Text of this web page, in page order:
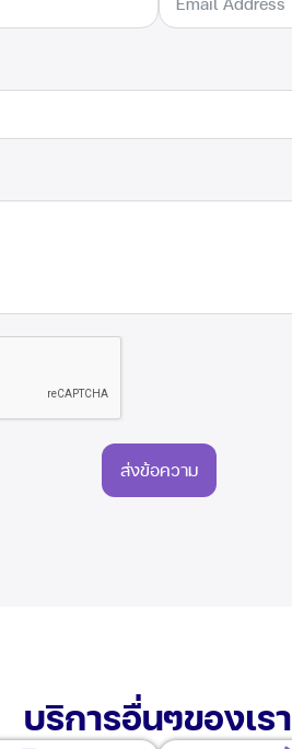
ส่งข้อความ
บริการอื่นๆของเรา